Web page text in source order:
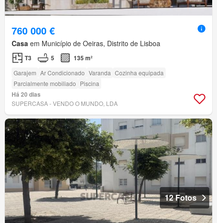
760 000 €
Casa em Município de Oeiras, Distrito de Lisboa
T3 5 135 m²
Garajem Ar Condicionado Varanda Cozinha equipada
Parcialmente mobiliado Piscina
Há 20 dias
SUPERCASA - VENDO O MUNDO, LDA
12 Fotos